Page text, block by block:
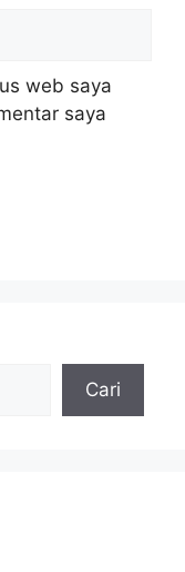
web saya
saya
Cari